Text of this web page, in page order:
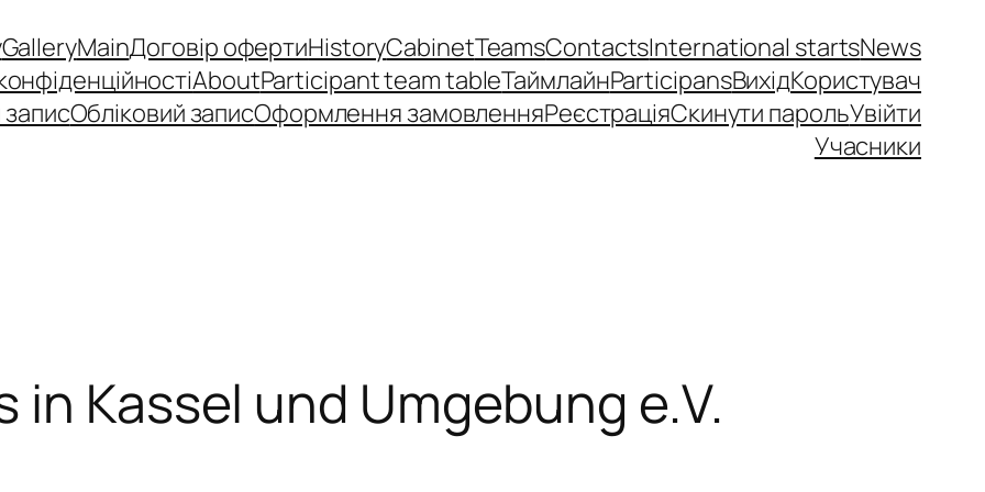
GalleryMainДоговір офертиHistoryCabinetTeamsContactsInternational startsNews
AboutParticipant team tableТаймлайнParticipansВихідКористувач
записОбліковий записОформлення замовленняРеєстраціяСкинути парольУвійти
Учасники
in Kassel und Umgebung e.V.